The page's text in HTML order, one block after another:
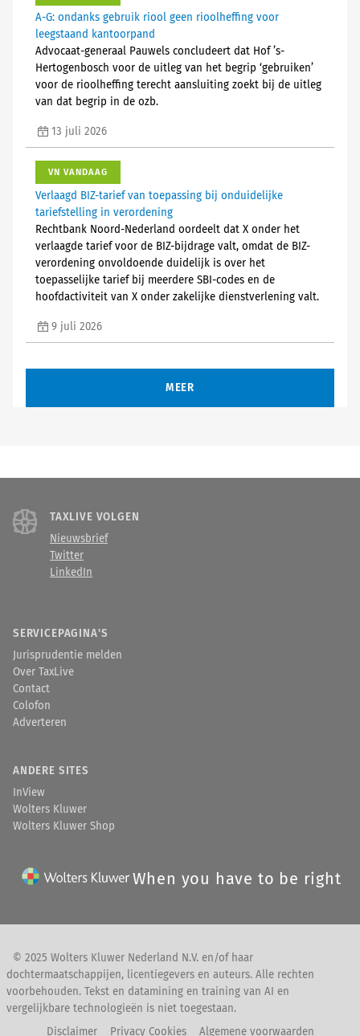
A-G: ondanks gebruik riool geen rioolheffing voor
leegstaand kantoorpand
Advocaat-generaal Pauwels concludeert dat Hof ’s-
Hertogenbosch voor de uitleg van het begrip ‘gebruiken’
voor de rioolheffing terecht aansluiting zoekt bij de uitleg
van dat begrip in de ozb.
13 juli 2026
VN VANDAAG
Verlaagd BIZ-tarief van toepassing bij onduidelijke
tariefstelling in verordening
Rechtbank Noord-Nederland oordeelt dat X onder het
verlaagde tarief voor de BIZ-bijdrage valt, omdat de BIZ-
verordening onvoldoende duidelijk is over het
toepasselijke tarief bij meerdere SBI-codes en de
hoofdactiviteit van X onder zakelijke dienstverlening valt.
9 juli 2026
MEER
TAXLIVE VOLGEN
Nieuwsbrief
Twitter
LinkedIn
SERVICEPAGINA'S
Jurisprudentie melden
Over TaxLive
Contact
Colofon
Adverteren
ANDERE SITES
InView
Wolters Kluwer
Wolters Kluwer Shop
When you have to be right
© 2025 Wolters Kluwer Nederland N.V. en/of haar
dochtermaatschappijen, licentiegevers en auteurs. Alle rechten
voorbehouden. Tekst en datamining en training van AI en
vergelijkbare technologieën is niet toegestaan.
Disclaimer
Privacy Cookies Algemene voorwaarden